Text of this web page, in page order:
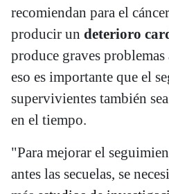
recomiendan para el
producir un deterioro
produce graves
eso es importante que el
supervivientes también
en el tiempo.
"Para mejorar el
antes las secuelas, se